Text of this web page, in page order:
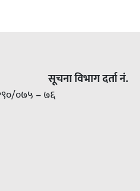
सूचना विभाग दर्ता नं.
०७५ – ७६